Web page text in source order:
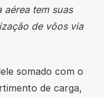
tem suas
de vôos via
somado com o
de carga,